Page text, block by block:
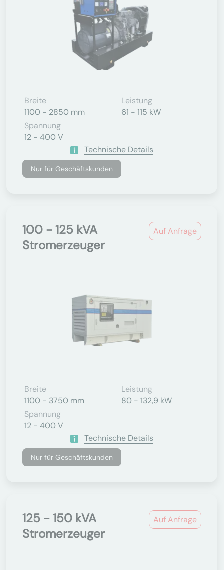
Breite
1100 - 2850 mm
Leistung
61 - 115 kW
Spannung
12 - 400 V
Technische Details
Nur für Geschäftskunden
Auf Anfrage
100 - 125 kVA
Stromerzeuger
Breite
1100 - 3750 mm
Leistung
80 - 132,9 kW
Spannung
12 - 400 V
Technische Details
Nur für Geschäftskunden
Auf Anfrage
125 - 150 kVA
Stromerzeuger